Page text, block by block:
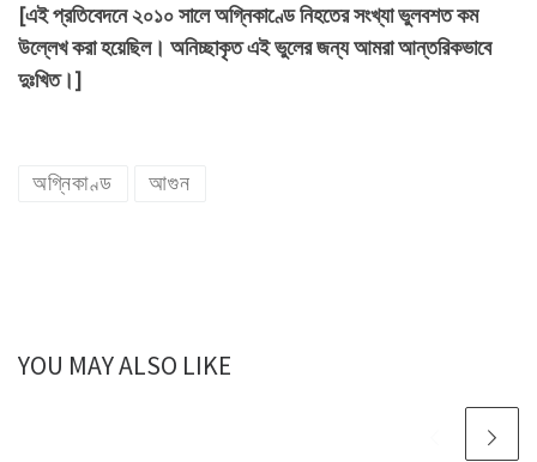
[এই প্রতিবেদনে ২০১০ সালে অগ্নিকাণ্ডে নিহতের সংখ্যা ভুলবশত কম
উল্লেখ করা হয়েছিল। অনিচ্ছাকৃত এই ভুলের জন্য আমরা আন্তরিকভাবে
দুঃখিত।]
অগ্নিকাণ্ড আগুন
YOU MAY ALSO LIKE